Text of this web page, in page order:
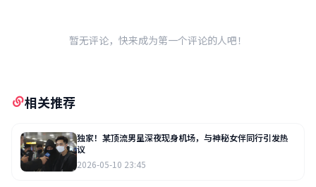
暂无评论，快来成为第一个评论的人吧！
相关推荐
独家！某顶流男星深夜现身机场，与神秘女伴同行引发热
议
2026-05-10 23:45